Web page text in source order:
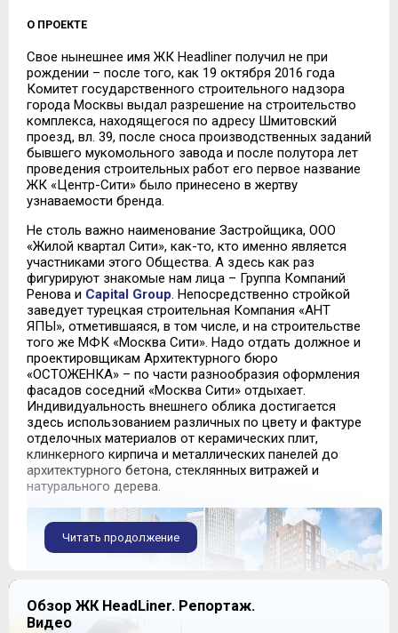
О ПРОЕКТЕ
Свое нынешнее имя ЖК Headliner получил не при
рождении – после того, как 19 октября 2016 года
Комитет государственного строительного надзора
города Москвы выдал разрешение на строительство
комплекса, находящегося по адресу Шмитовский
проезд, вл. 39, после сноса производственных заданий
бывшего мукомольного завода и после полутора лет
проведения строительных работ его первое название
ЖК «Центр-Сити» было принесено в жертву
узнаваемости бренда.
Не столь важно наименование Застройщика, ООО
«Жилой квартал Сити», как-то, кто именно является
участниками этого Общества. А здесь как раз
фигурируют знакомые нам лица – Группа Компаний
Ренова и Capital Group. Непосредственно стройкой
заведует турецкая строительная Компания «АНТ
ЯПЫ», отметившаяся, в том числе, и на строительстве
того же МФК «Москва Сити». Надо отдать должное и
проектировщикам Архитектурного бюро
«ОСТОЖЕНКА» – по части разнообразия оформления
фасадов соседний «Москва Сити» отдыхает.
Индивидуальность внешнего облика достигается
здесь использованием различных по цвету и фактуре
отделочных материалов от керамических плит,
клинкерного кирпича и металлических панелей до
архитектурного бетона, стеклянных витражей и
натурального дерева.
Читать продолжение
Обзор ЖК HeadLiner. Репортаж.
Видео